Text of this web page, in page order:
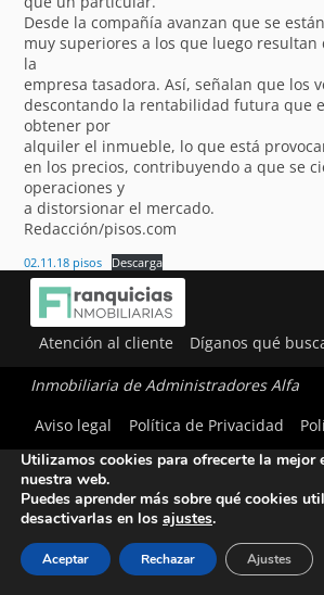
Desde la compañía avanzan que se
muy superiores a los que luego resultan
la
empresa tasadora. Así, señalan que los
descontando la rentabilidad futura que
obtener por
alquiler el inmueble, lo que está
en los precios, contribuyendo a que se
operaciones y
a distorsionar el mercado.
Redacción/pisos.com
02.11.18 pisos Descarga
Atención al cliente Díganos qué
Inmobiliaria de Administradores Alfa
Aviso legal
Política de Privacidad
Utilizamos cookies para ofrecerte la mejor
nuestra web.
Puedes aprender más sobre qué cookies
desactivarlas en los ajustes.
Aceptar Rechazar Ajustes